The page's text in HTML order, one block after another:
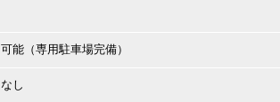
可能（専用駐車場完備）
なし